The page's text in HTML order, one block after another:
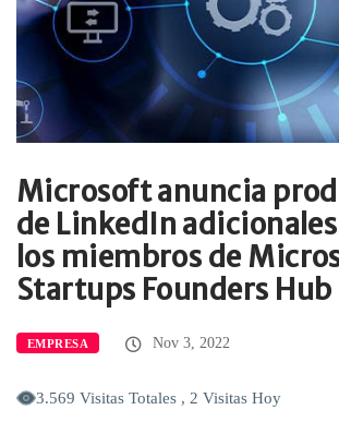
Microsoft anuncia
de LinkedIn
los miembros de
Startups Founders Hub
EMPRESA Nov 3, 2022
3.569 Visitas Totales , 2 Visitas Hoy